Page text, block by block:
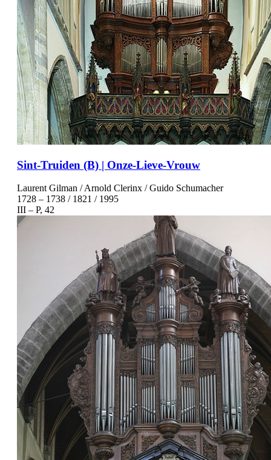
Sint-Truiden (B) | Onze-Lieve-Vrouw
Laurent Gilman / Arnold Clerinx / Guido Schumacher
1728 – 1738 / 1821 / 1995
III – P, 42